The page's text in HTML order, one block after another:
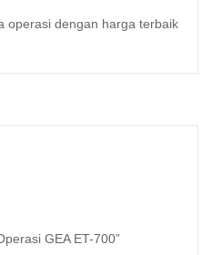
operasi dengan harga terbaik
GEA ET-700”